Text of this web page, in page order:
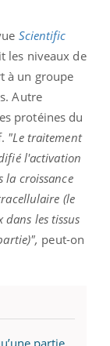
Scientific
les niveaux de
à un groupe
Autre
protéines du
"Le traitement
l'activation
la croissance
(le
les tissus
peut-on
partie